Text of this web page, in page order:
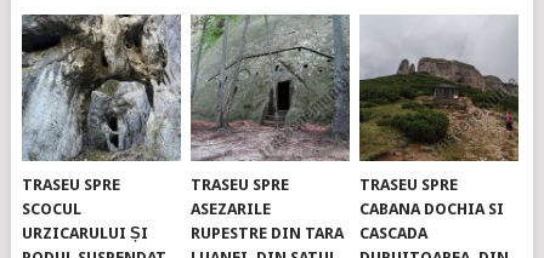
TRASEU SPRE
SCOCUL
URZICARULUI ȘI
TRASEU SPRE
ASEZARILE
RUPESTRE DIN TARA
TRASEU SPRE
CABANA DOCHIA SI
CASCADA